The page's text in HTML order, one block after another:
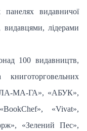
видавничої
видавцями, лідерами
100 видавництв,
книготорговельних
ЛА-МА-ГА», «АБУК»,
«Vivat»,
«Зелений Пес»,